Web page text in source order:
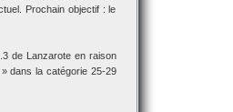
Prochain objectif : le
de Lanzarote en raison
dans la catégorie 25-29